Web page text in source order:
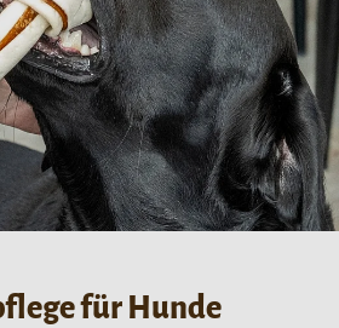
für Hunde